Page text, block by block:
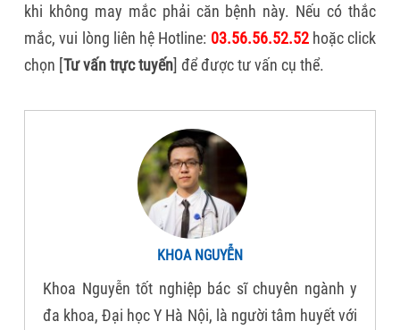
khi không may mắc phải căn bệnh này. Nếu có thắc
mắc, vui lòng liên hệ Hotline: 03.56.56.52.52 hoặc click
chọn [Tư vấn trực tuyến] để được tư vấn cụ thể.
KHOA NGUYỄN
Khoa Nguyễn tốt nghiệp bác sĩ chuyên ngành y
đa khoa, Đại học Y Hà Nội, là người tâm huyết với